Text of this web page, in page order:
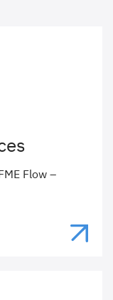
Flow –